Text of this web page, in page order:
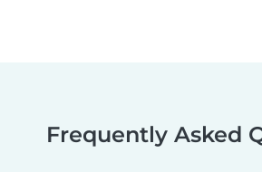
Frequently Asked